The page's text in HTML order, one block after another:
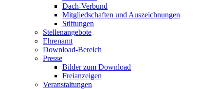
Dach-Verbund
Mitgliedschaften und Auszeichnungen
Stiftungen
Stellenangebote
Ehrenamt
Download-Bereich
Presse
Bilder zum Download
Freianzeigen
Veranstaltungen